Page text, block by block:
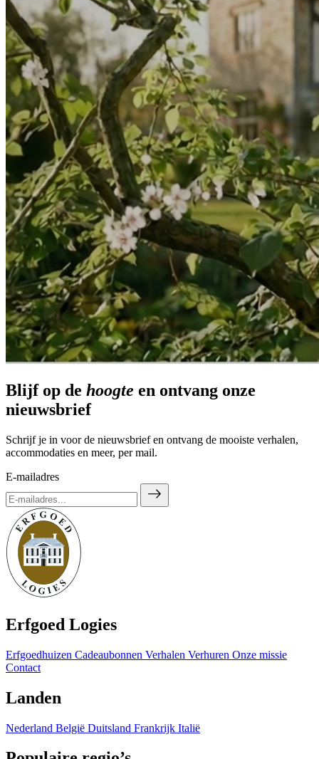
Blijf op de hoogte en ontvang onze
nieuwsbrief
Schrijf je in voor de nieuwsbrief en ontvang de mooiste verhalen,
accommodaties en meer, per mail.
E-mailadres
east
Erfgoed Logies
Erfgoedhuizen Cadeaubonnen Verhalen Verhuren Onze missie
Contact
Landen
Nederland België Duitsland Frankrijk Italië